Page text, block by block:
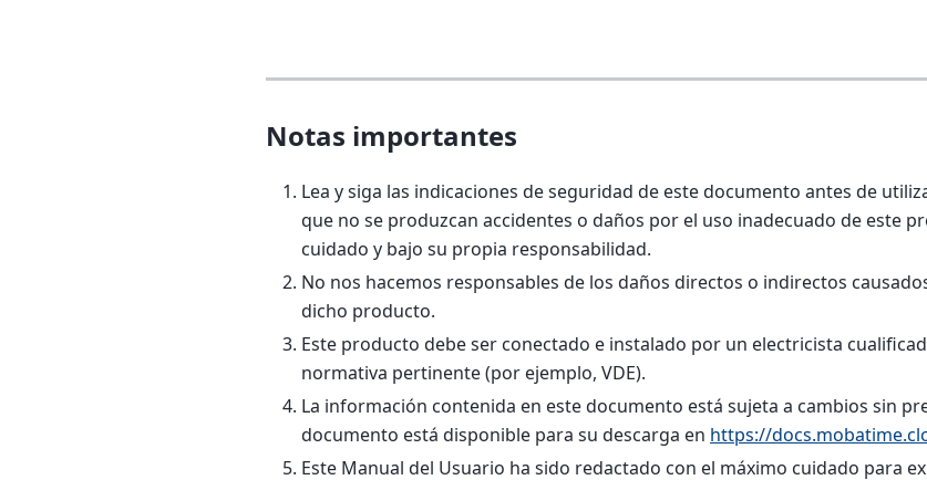
Notas importantes
Lea y siga las indicaciones de seguridad de este documento antes de
que no se produzcan accidentes o daños por el uso inadecuado de este
cuidado y bajo su propia responsabilidad.
No nos hacemos responsables de los daños directos o indirectos
dicho producto.
Este producto debe ser conectado e instalado por un electricista
normativa pertinente (por ejemplo, VDE).
La información contenida en este documento está sujeta a cambios sin
documento está disponible para su descarga en https://
Este Manual del Usuario ha sido redactado con el máximo cuidado para